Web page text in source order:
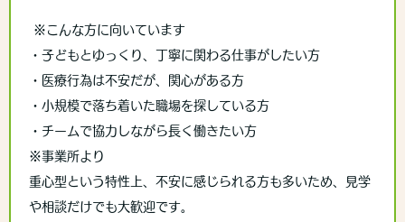
※こんな方に向いています
・子どもとゆっくり、丁寧に関わる仕事がしたい方
・医療行為は不安だが、関心がある方
・小規模で落ち着いた職場を探している方
・チームで協力しながら長く働きたい方
※事業所より
重心型という特性上、不安に感じられる方も多いため、見学
や相談だけでも大歓迎です。